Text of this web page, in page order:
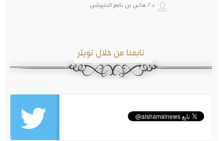
د / هاني بن ناصر الحتيرشي
تابعنا من خلال تويتر